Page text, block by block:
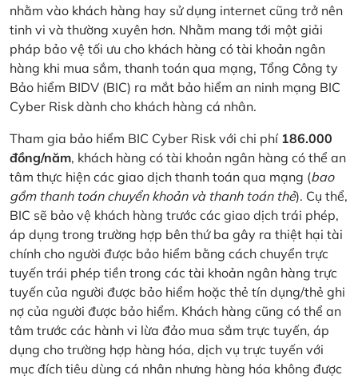
nhằm vào khách hàng hay sử dụng internet cũng trở nên
tinh vi và thường xuyên hơn. Nhằm mang tới một giải
pháp bảo vệ tối ưu cho khách hàng có tài khoản ngân
hàng khi mua sắm, thanh toán qua mạng, Tổng Công ty
Bảo hiểm BIDV (BIC) ra mắt bảo hiểm an ninh mạng BIC
Cyber Risk dành cho khách hàng cá nhân.
Tham gia bảo hiểm BIC Cyber Risk với chi phí 186.000
đồng/năm, khách hàng có tài khoản ngân hàng có thể an
tâm thực hiện các giao dịch thanh toán qua mạng (bao
gồm thanh toán chuyển khoản và thanh toán thẻ). Cụ thể,
BIC sẽ bảo vệ khách hàng trước các giao dịch trái phép,
áp dụng trong trường hợp bên thứ ba gây ra thiệt hại tài
chính cho người được bảo hiểm bằng cách chuyển trực
tuyến trái phép tiền trong các tài khoản ngân hàng trực
tuyến của người được bảo hiểm hoặc thẻ tín dụng/thẻ ghi
nợ của người được bảo hiểm. Khách hàng cũng có thể an
tâm trước các hành vi lừa đảo mua sắm trực tuyến, áp
dụng cho trường hợp hàng hóa, dịch vụ trực tuyến với
mục đích tiêu dùng cá nhân nhưng hàng hóa không được